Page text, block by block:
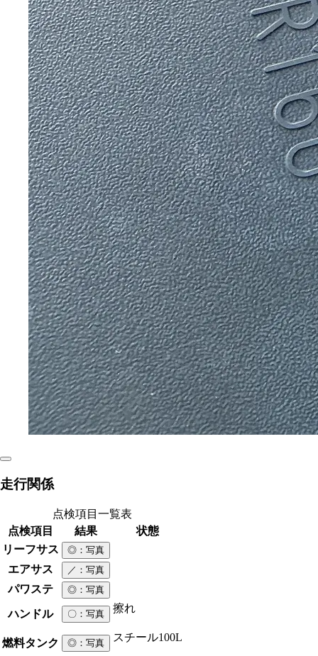
走行関係
点検項目一覧表
点検項目
結果
状態
リーフサス
◎ ：写真
エアサス ／ ：写真
パワステ ◎ ：写真
ハンドル 〇 ：写真 擦れ
燃料タンク ◎ ：写真 スチール100L